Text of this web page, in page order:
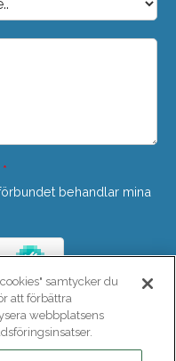
*
behandlar mina
SKICKA
samtycker du
att förbättra
webbplatsens